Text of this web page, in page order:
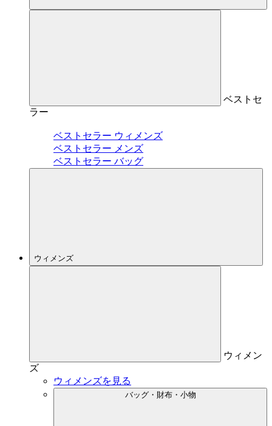
ベストセ
ラー
ベストセラー ウィメンズ
ベストセラー メンズ
ベストセラー バッグ
ウィメンズ
ウィメン
ズ
ウィメンズを見る
バッグ・財布・小物